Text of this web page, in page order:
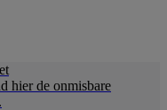
hier de onmisbare